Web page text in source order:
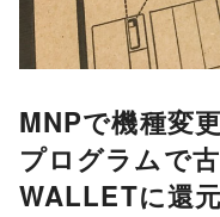
MNPで機種変
プログラムで
WALLETに還